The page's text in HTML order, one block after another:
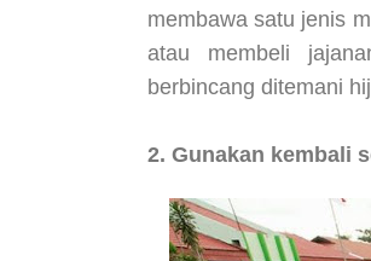
membawa satu jenis
atau membeli
berbincang ditemani
2. Gunakan kembali